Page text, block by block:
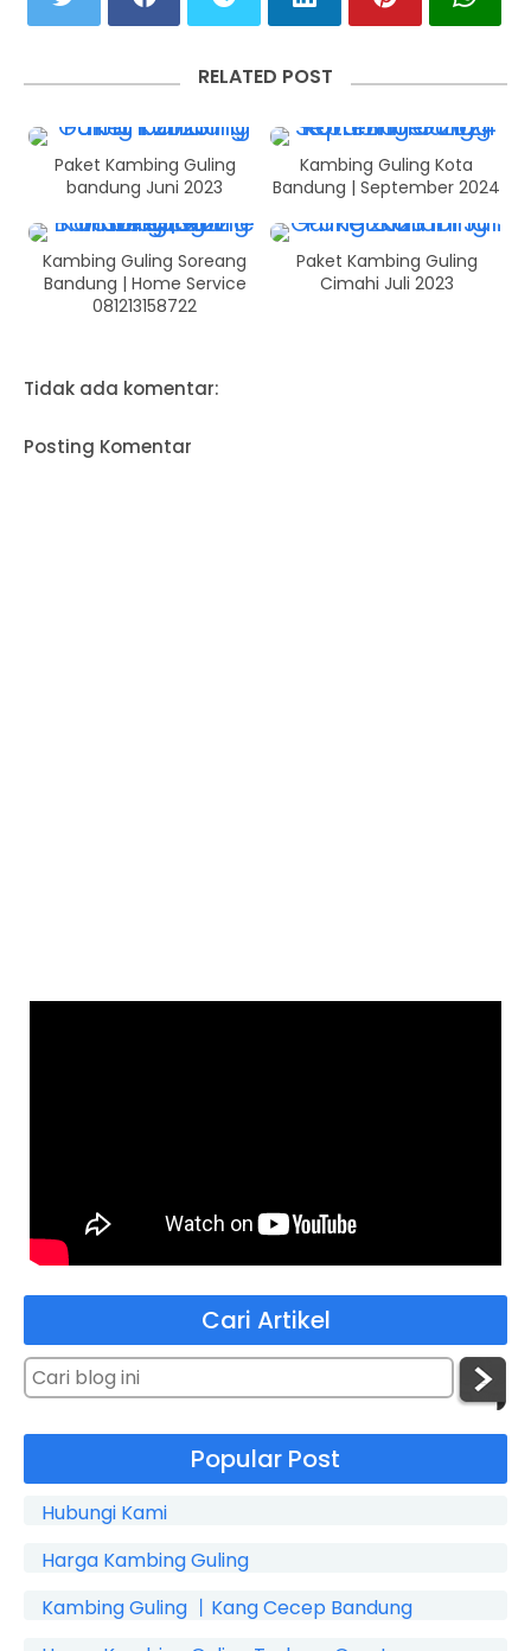
RELATED POST
Paket Kambing Guling
bandung Juni 2023
Kambing Guling Kota
Bandung | September 2024
Kambing Guling Soreang
Bandung | Home Service
081213158722
Paket Kambing Guling
Cimahi Juli 2023
Tidak ada komentar:
Posting Komentar
Cari Artikel
Popular Post
Hubungi Kami
Harga Kambing Guling
Kambing Guling 丨Kang Cecep Bandung